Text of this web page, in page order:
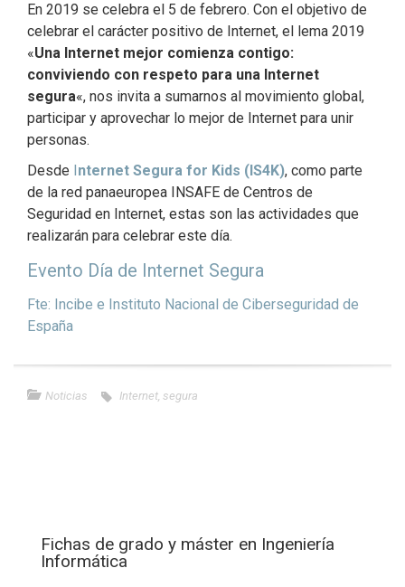
En 2019 se celebra el 5 de febrero. Con el objetivo de
celebrar el carácter positivo de Internet, el lema 2019
«Una Internet mejor comienza contigo:
conviviendo con respeto para una Internet
segura«, nos invita a sumarnos al movimiento global,
participar y aprovechar lo mejor de Internet para unir
personas.
Desde nternet Segura for Kids (IS4K), como parte
de la red panaeuropea INSAFE de Centros de
Seguridad en Internet, estas son las actividades que
realizarán para celebrar este día.
Evento Día de Internet Segura
Fte: Incibe e Instituto Nacional de Ciberseguridad de
España
Noticias Internet, segura
Fichas de grado y máster en Ingeniería
Informática